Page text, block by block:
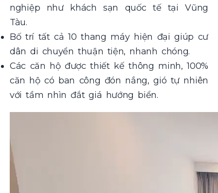
nghiệp như khách sạn quốc tế tại Vũng
Tàu.
Bố trí tất cả 10 thang máy hiện đại giúp cư
dân di chuyển thuận tiện, nhanh chóng.
Các căn hộ được thiết kế thông minh, 100%
căn hộ có ban công đón nắng, gió tự nhiên
với tầm nhìn đắt giá hướng biển.